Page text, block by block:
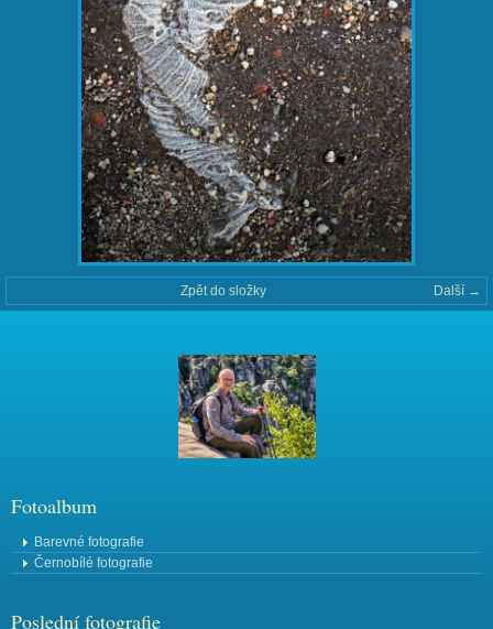
Další →
Zpět do složky
Fotoalbum
Barevné fotografie
Černobílé fotografie
Poslední fotografie